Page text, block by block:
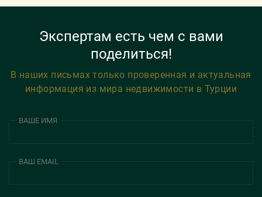
Экспертам есть чем с вами
поделиться!
В наших письмах только проверенная и актуальная
информация из мира недвижимости в Турции
ВАШЕ ИМЯ
ВАШ EMAIL